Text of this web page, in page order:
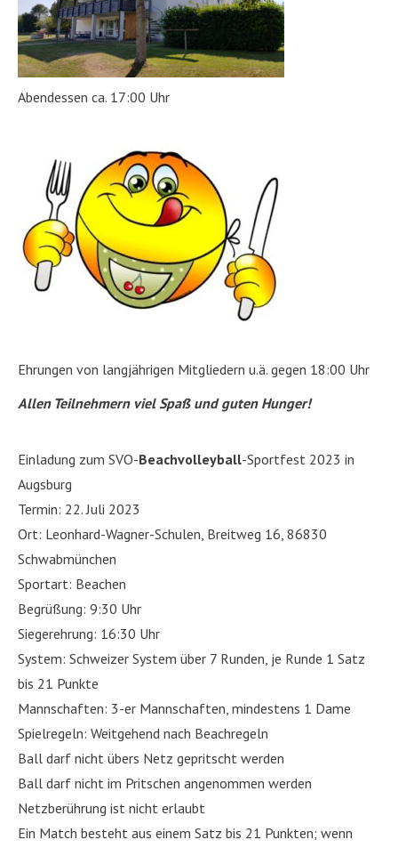
Abendessen ca. 17:00 Uhr
Ehrungen von langjährigen Mitgliedern u.ä. gegen 18:00 Uhr
Allen Teilnehmern viel Spaß und guten Hunger!
Einladung zum SVO-Beachvolleyball-Sportfest 2023 in
Augsburg
Termin: 22. Juli 2023
Ort: Leonhard-Wagner-Schulen, Breitweg 16, 86830
Schwabmünchen
Sportart: Beachen
Begrüßung: 9:30 Uhr
Siegerehrung: 16:30 Uhr
System: Schweizer System über 7 Runden, je Runde 1 Satz
bis 21 Punkte
Mannschaften: 3-er Mannschaften, mindestens 1 Dame
Spielregeln: Weitgehend nach Beachregeln
Ball darf nicht übers Netz gepritscht werden
Ball darf nicht im Pritschen angenommen werden
Netzberührung ist nicht erlaubt
Ein Match besteht aus einem Satz bis 21 Punkten; wenn